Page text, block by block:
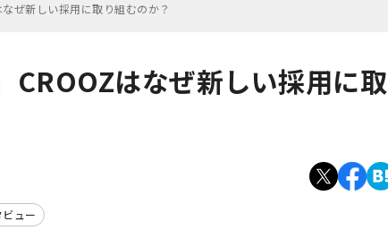
ぜ新しい採用に取り組むのか？
CROOZはなぜ新しい採用に取
ュー